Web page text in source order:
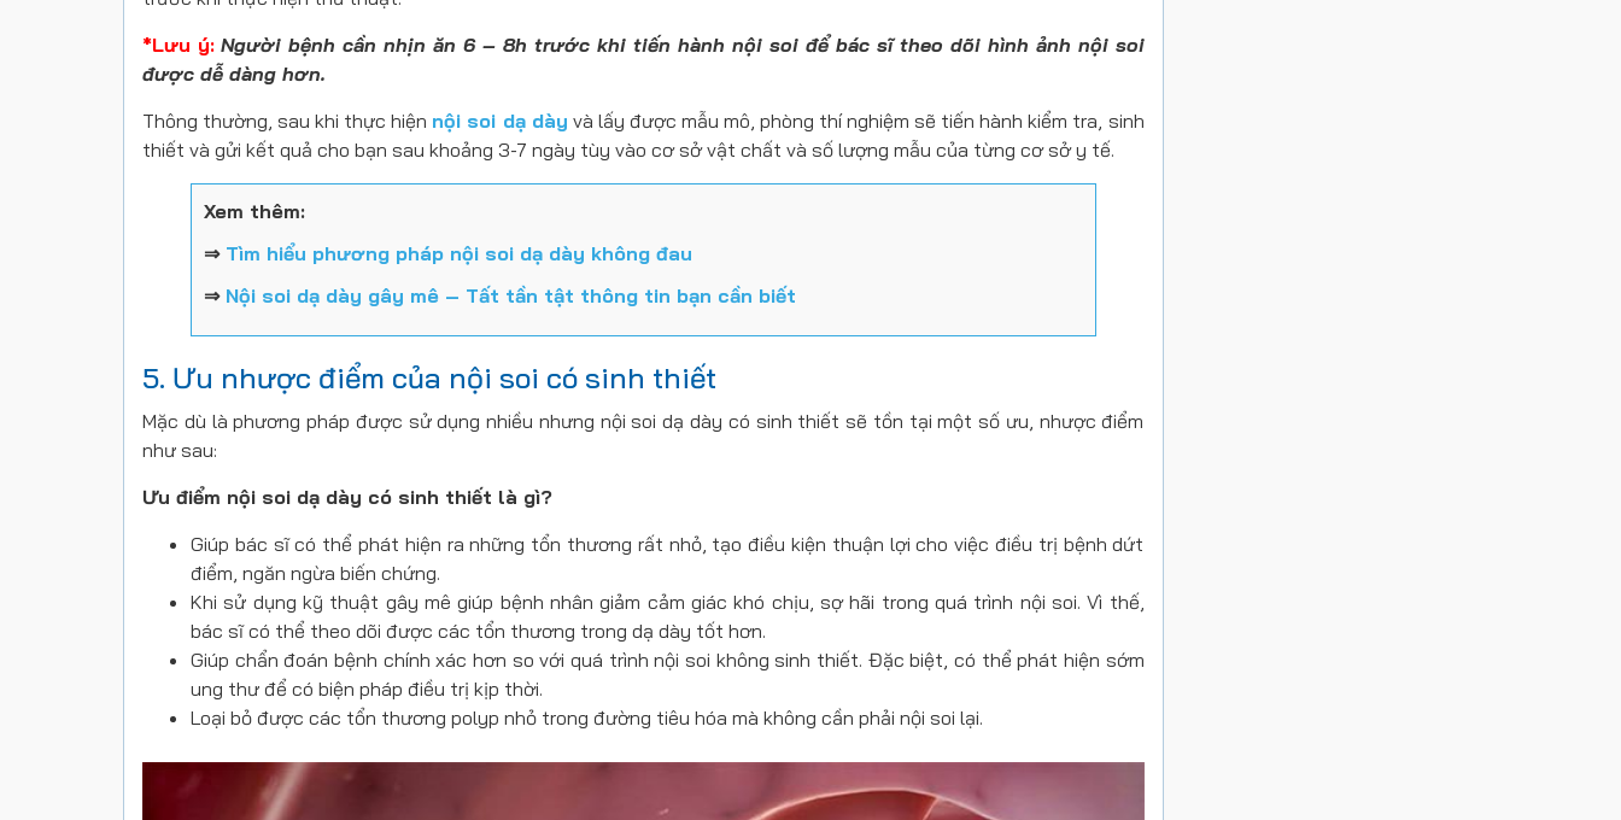
*Lưu ý: Người bệnh cần nhịn ăn 6 – 8h trước khi tiến hành nội soi để bác sĩ theo dõi hình ảnh nội soi
được dễ dàng hơn.
Thông thường, sau khi thực hiện nội soi dạ dày và lấy được mẫu mô, phòng thí nghiệm sẽ tiến hành kiểm tra, sinh
thiết và gửi kết quả cho bạn sau khoảng 3-7 ngày tùy vào cơ sở vật chất và số lượng mẫu của từng cơ sở y tế.
Xem thêm:
⇒ Tìm hiểu phương pháp nội soi dạ dày không đau
⇒ Nội soi dạ dày gây mê – Tất tần tật thông tin bạn cần biết
5. Ưu nhược điểm của nội soi có sinh thiết
Mặc dù là phương pháp được sử dụng nhiều nhưng nội soi dạ dày có sinh thiết sẽ tồn tại một số ưu, nhược điểm
như sau:
Ưu điểm nội soi dạ dày có sinh thiết là gì?
Giúp bác sĩ có thể phát hiện ra những tổn thương rất nhỏ, tạo điều kiện thuận lợi cho việc điều trị bệnh dứt
điểm, ngăn ngừa biến chứng.
Khi sử dụng kỹ thuật gây mê giúp bệnh nhân giảm cảm giác khó chịu, sợ hãi trong quá trình nội soi. Vì thế,
bác sĩ có thể theo dõi được các tổn thương trong dạ dày tốt hơn.
Giúp chẩn đoán bệnh chính xác hơn so với quá trình nội soi không sinh thiết. Đặc biệt, có thể phát hiện sớm
ung thư để có biện pháp điều trị kịp thời.
Loại bỏ được các tổn thương polyp nhỏ trong đường tiêu hóa mà không cần phải nội soi lại.